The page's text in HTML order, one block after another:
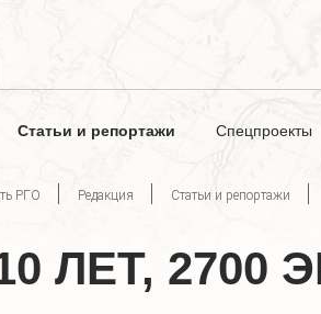
Статьи и репортажи Спецпроекты
РГО Редакция Статьи и репортажи
ЛЕТ, 2700